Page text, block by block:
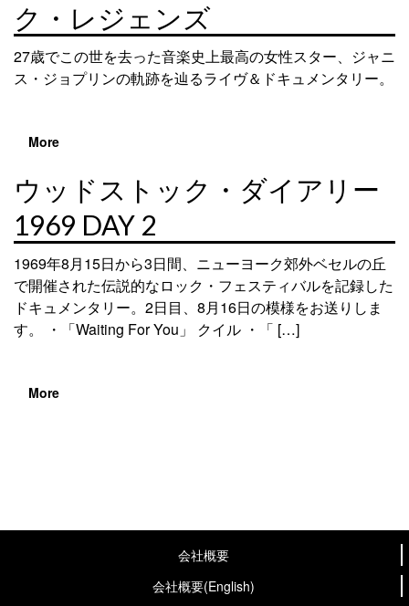
ク・レジェンズ
27歳でこの世を去った音楽史上最高の女性スター、ジャニ
ス・ジョプリンの軌跡を辿るライヴ＆ドキュメンタリー。
More
ウッドストック・ダイアリー
1969 DAY 2
1969年8月15日から3日間、ニューヨーク郊外ベセルの丘
で開催された伝説的なロック・フェスティバルを記録した
ドキュメンタリー。2日目、8月16日の模様をお送りしま
す。 ・「Waiting For You」 クイル ・「 […]
More
会社概要
会社概要(English)